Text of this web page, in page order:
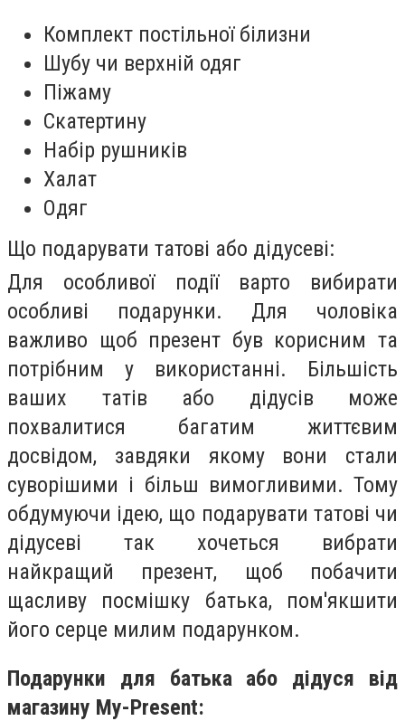
Комплект постільної білизни
Шубу чи верхній одяг
Піжаму
Скатертину
Набір рушників
Халат
Одяг
Що подарувати татові або дідусеві:
Для особливої події варто вибирати
особливі подарунки. Для чоловіка
важливо щоб презент був корисним та
потрібним у використанні. Більшість
ваших татів або дідусів може
похвалитися багатим життєвим
досвідом, завдяки якому вони стали
суворішими і більш вимогливими. Тому
обдумуючи ідею, що подарувати татові чи
дідусеві так хочеться вибрати
найкращий презент, щоб побачити
щасливу посмішку батька, пом'якшити
його серце милим подарунком.
Подарунки для батька або дідуся від
магазину My-Present: